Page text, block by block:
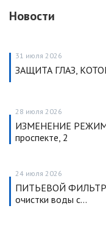
Новости
31 июля 2026
ЗАЩИТА ГЛАЗ,
28 июля 2026
ИЗМЕНЕНИЕ
проспекте, 2
24 июля 2026
ПИТЬЕВОЙ ФИЛЬТР
очистки воды с…